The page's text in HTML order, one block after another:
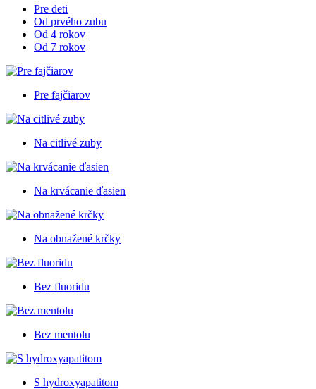
Pre deti
Od prvého zubu
Od 4 rokov
Od 7 rokov
Pre fajčiarov
Na citlivé zuby
Na krvácanie ďasien
Na obnažené krčky
Bez fluoridu
Bez mentolu
S hydroxyapatitom